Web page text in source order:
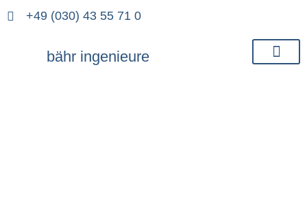
+49 (030) 43 55 71 0
bähr ingenieure